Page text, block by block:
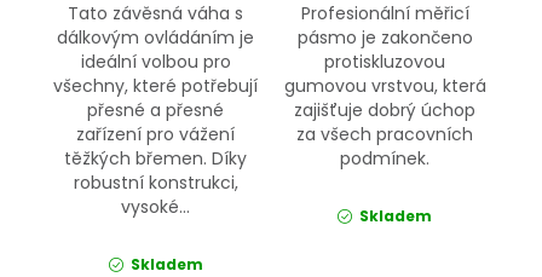
Tato závěsná váha s
dálkovým ovládáním je
ideální volbou pro
všechny, které potřebují
přesné a přesné
zařízení pro vážení
těžkých břemen. Díky
robustní konstrukci,
vysoké...
Skladem
Profesionální měřicí
pásmo je zakončeno
protiskluzovou
gumovou vrstvou, která
zajišťuje dobrý úchop
za všech pracovních
podmínek.
Skladem